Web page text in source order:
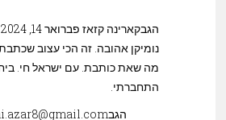
קארינה קזאזהגב
פברואר 14, 2024 בשעה 10:41 pm
נומיקן אהובה. זה הכי עצוב
מה שאת כותבת. עם ישראל חי.
התחברתי.
הגב